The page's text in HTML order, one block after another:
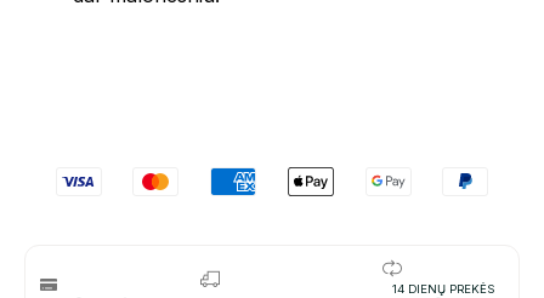
14 DIENŲ PREKĖS